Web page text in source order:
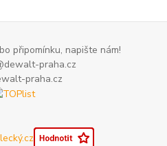
připomínku, napište nám!
praha.cz
praha.cz